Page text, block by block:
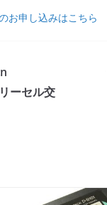
お申し込みはこちら
ーセル交